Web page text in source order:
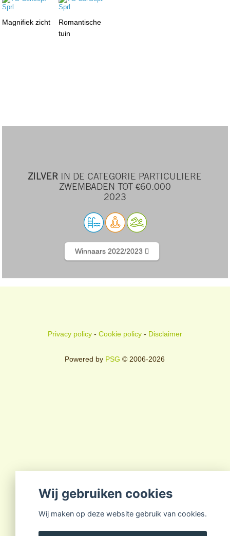
Magnifiek zicht
Romantische
tuin
ZILVER IN DE CATEGORIE PARTICULIERE
ZWEMBADEN TOT €60.000
2023
Winnaars 2022/2023
Privacy policy- Cookie policy- Disclaimer
Powered by PSG © 2006-2026
Wij gebruiken cookies
Wij maken op deze website gebruik van cookies.